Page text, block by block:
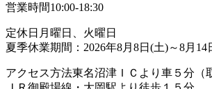
営業時間10:00-18:30
定休日 月曜日、火曜日
夏季休業期間：2026年8月8日(土)～8月
アクセス方法東名沼津ＩＣより車５分（